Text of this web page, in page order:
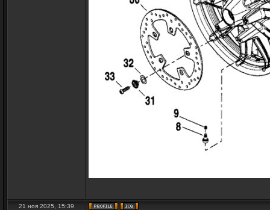
21 ноя 2025, 15:39